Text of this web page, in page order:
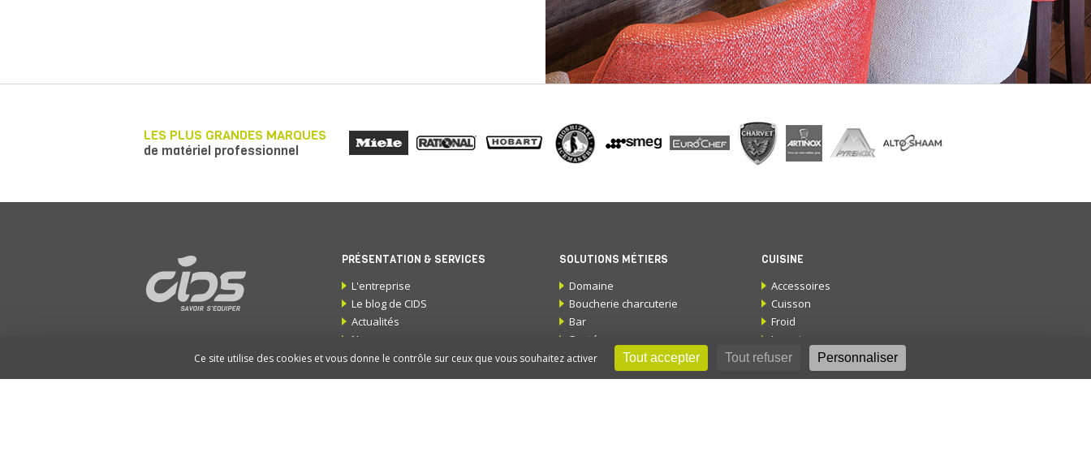
LES PLUS GRANDES MARQUES
de matériel professionnel
4 Bis Avenue des Genêts
Le Muy
PRÉSENTATION & SERVICES
L'entreprise
Le blog de CIDS
Actualités
Nos marques
Showroom
SOLUTIONS MÉTIERS
Domaine
Boucherie charcuterie
Bar
Santé
Architecte
Hôtellerie plein air
CUISINE
Accessoires
Cuisson
Froid
Laverie
Petit matériel
Ce site utilise des cookies et vous donne le contrôle sur ceux que vous souhaitez activer Tout accepter Tout refuser Personnaliser